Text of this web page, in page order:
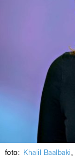
foto: Khalil Baalbaki,